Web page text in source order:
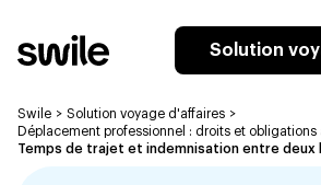
Solution
Swile > Solution voyage d'affaires >
Déplacement professionnel : droits et obligations
Temps de trajet et indemnisation entre deux